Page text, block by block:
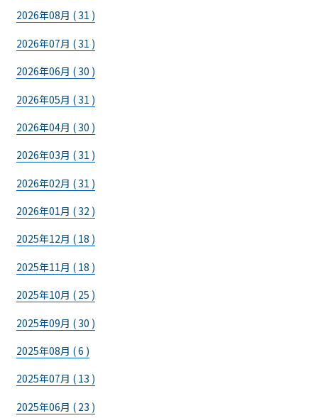
2026年08月 ( 31 )
2026年07月 ( 31 )
2026年06月 ( 30 )
2026年05月 ( 31 )
2026年04月 ( 30 )
2026年03月 ( 31 )
2026年02月 ( 31 )
2026年01月 ( 32 )
2025年12月 ( 18 )
2025年11月 ( 18 )
2025年10月 ( 25 )
2025年09月 ( 30 )
2025年08月 ( 6 )
2025年07月 ( 13 )
2025年06月 ( 23 )